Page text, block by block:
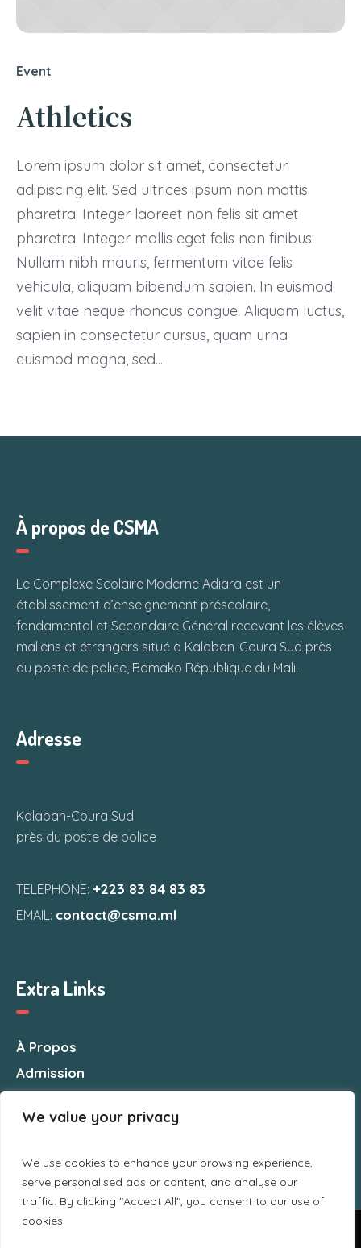
We value your privacy
We use cookies to enhance your browsing experience,
serve personalised ads or content, and analyse our
traffic. By clicking "Accept All", you consent to our use of
cookies.
Event
Athletics
Lorem ipsum dolor sit amet, consectetur
adipiscing elit. Sed ultrices ipsum non mattis
pharetra. Integer laoreet non felis sit amet
pharetra. Integer mollis eget felis non finibus.
Nullam nibh mauris, fermentum vitae felis
vehicula, aliquam bibendum sapien. In euismod
velit vitae neque rhoncus congue. Aliquam luctus,
sapien in consectetur cursus, quam urna
euismod magna, sed...
À propos de CSMA
Le Complexe Scolaire Moderne Adiara est un
établissement d’enseignement préscolaire,
fondamental et Secondaire Général recevant les élèves
maliens et étrangers situé à Kalaban-Coura Sud près
du poste de police, Bamako République du Mali.
Adresse
Kalaban-Coura Sud
près du poste de police
TELEPHONE:+223 83 84 83 83
EMAIL: contact@csma.ml
Extra Links
À Propos
Admission